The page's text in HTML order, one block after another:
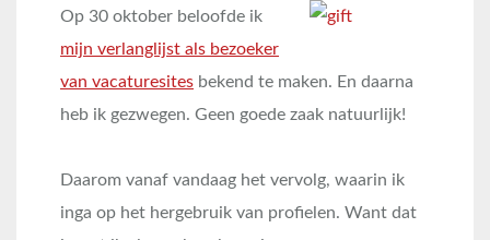
Op 30 oktober beloofde ik
mijn verlanglijst als bezoeker
van vacaturesites bekend te maken. En daarna
heb ik gezwegen. Geen goede zaak natuurlijk!
Daarom vanaf vandaag het vervolg, waarin ik
inga op het hergebruik van profielen. Want dat